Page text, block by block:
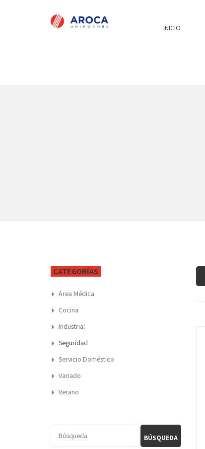
INICIO
CATEGORÍAS
Área Médica
Cocina
Industrial
Seguridad
Servicio Doméstico
Variado
Verano
BÚSQUEDA